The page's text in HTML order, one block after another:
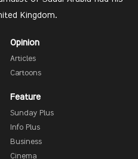
Kingdom.
Opinion
Articles
Cartoons
Feature
Sunday Plus
Info Plus
Business
Cinema